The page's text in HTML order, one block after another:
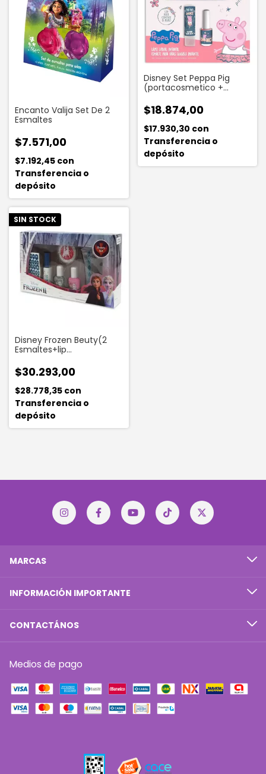
Encanto Valija Set De 2
Esmaltes
$7.571,00
$7.192,45 con
Transferencia o
depósito
Disney Set Peppa Pig
(portacosmetico +
$18.874,00
$17.930,30 con
Transferencia o
depósito
SIN STOCK
Disney Frozen Beuty(2
Esmaltes+lip
Uñas+balsamo Lab)
$30.293,00
$28.778,35 con
Transferencia o
depósito
MARCAS
INFORMACIÓN IMPORTANTE
CONTACTÁNOS
Medios de pago